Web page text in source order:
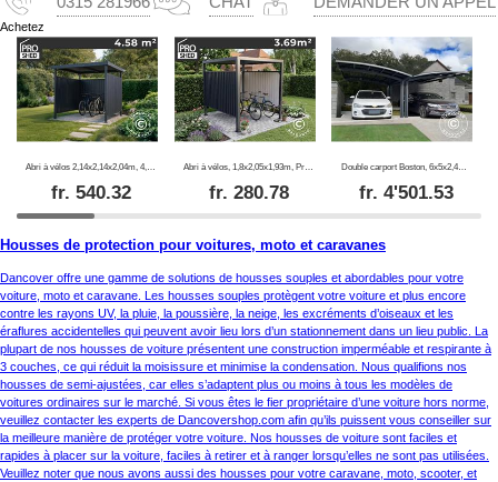
Achetez
fr.540.32 fr. 280.78
Double carport Boston, 6x5x2,4m, Gris
fr.4'501.53
Housses de protection pour voitures, moto et caravanes
Dancover offre une gamme de solutions de housses souples et abordables pour votre
voiture, moto et caravane. Les housses souples protègent votre voiture et plus encore
contre les rayons UV, la pluie, la poussière, la neige, les excréments d’oiseaux et les
éraflures accidentelles qui peuvent avoir lieu lors d’un stationnement dans un lieu public. La
plupart de nos housses de voiture présentent une construction imperméable et respirante à
3 couches, ce qui réduit la moisissure et minimise la condensation. Nous qualifions nos
housses de semi-ajustées, car elles s’adaptent plus ou moins à tous les modèles de
voitures ordinaires sur le marché. Si vous êtes le fier propriétaire d’une voiture hors norme,
veuillez contacter les experts de Dancovershop.com afin qu’ils puissent vous conseiller sur
la meilleure manière de protéger votre voiture. Nos housses de voiture sont faciles et
rapides à placer sur la voiture, faciles à retirer et à ranger lorsqu’elles ne sont pas utilisées.
Veuillez noter que nous avons aussi des housses pour votre caravane, moto, scooter, et